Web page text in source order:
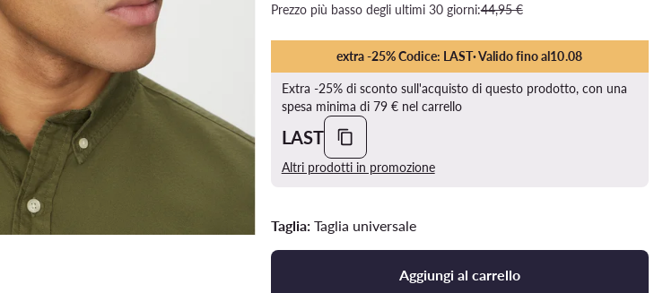
Prezzo più basso degli ultimi 30 giorni:44,95 €
extra -25% Codice: LAST· Valido fino al10.08
Extra -25% di sconto sull'acquisto di questo prodotto, con una
spesa minima di 79 € nel carrello
LAST
Altri prodotti in promozione
Taglia: Taglia universale
Aggiungi al carrello